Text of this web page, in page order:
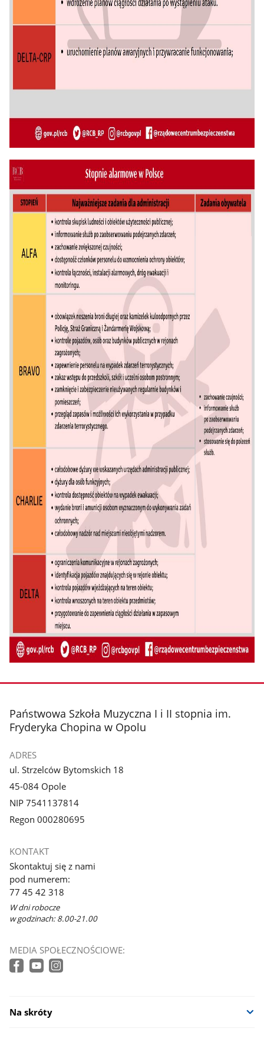
stopka
Państwowa Szkoła Muzyczna I i II stopnia im.
Fryderyka Chopina w Opolu
ADRES
ul. Strzelców Bytomskich 18
45-084 Opole
NIP 7541137814
Regon 000280695
KONTAKT
Skontaktuj się z nami
pod numerem:
77 45 42 318
W dni robocze
w godzinach: 8.00-21.00
MEDIA SPOŁECZNOŚCIOWE:
Na skróty